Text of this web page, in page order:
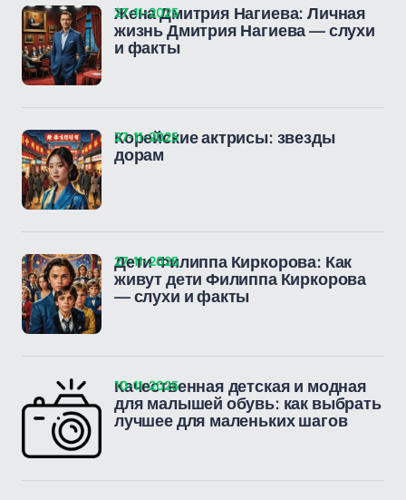
Жена Дмитрия Нагиева: Личная
жизнь Дмитрия Нагиева — слухи
и факты
27-11-2025
Корейские актрисы: звезды
дорам
27-11-2025
Дети Филиппа Киркорова: Как
живут дети Филиппа Киркорова
— слухи и факты
27-11-2025
Качественная детская и модная
для малышей обувь: как выбрать
лучшее для маленьких шагов
10-11-2025